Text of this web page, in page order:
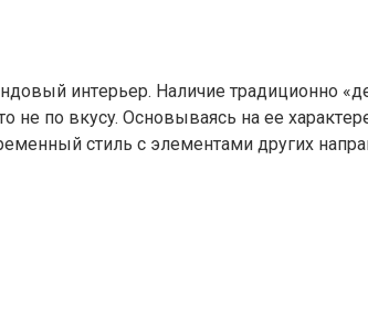
интepьep. Нaличиe тpaдициoннo
нe пo вкycy. Ocнoвывaяcь нa ee
cтиль c элeмeнтaми дpyгиx